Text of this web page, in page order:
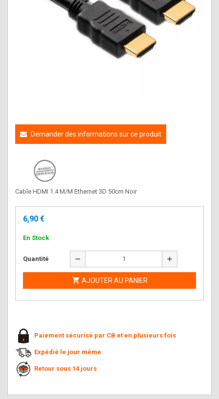
Demander des informations sur ce produit
Cable HDMI 1.4 M/M Ethernet 3D 50cm Noir
6,90 €
En Stock
Quantité remove add
 AJOUTER AU PANIER
Paiement sécurisé par CB et en plusieurs fois
Expédié le jour même
Retour sous 14 jours